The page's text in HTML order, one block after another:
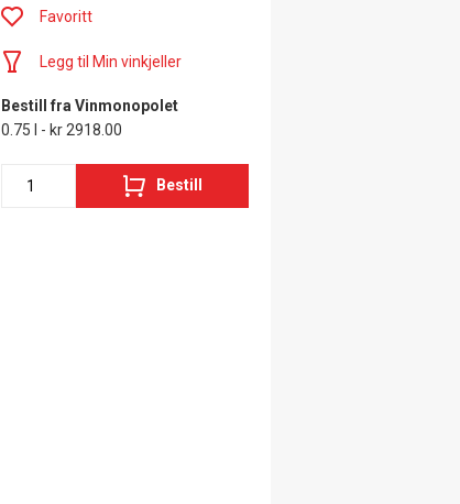
Favoritt
Legg til Min vinkjeller
Bestill fra Vinmonopolet
0.75 l - kr 2918.00
Bestill